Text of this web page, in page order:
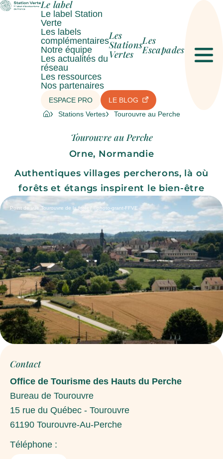
Le label
Le label Station
Verte
Les labels
complémentaires
Notre équipe
Les actualités du
réseau
Les ressources
Nos partenaires
Les
Stations
Vertes
Les
Escapades
ESPACE PRO LE BLOG
Stations Vertes Tourouvre au Perche
Tourouvre au Perche
Orne, Normandie
Authentiques villages percherons, là où
forêts et étangs inspirent le bien-être
Point de vue Tourouvre de la forêt / ©photo-grant-FFVE
Contact
Office de Tourisme des Hauts du Perche
Bureau de Tourouvre
15 rue du Québec - Tourouvre
61190 Tourouvre-Au-Perche
Téléphone :